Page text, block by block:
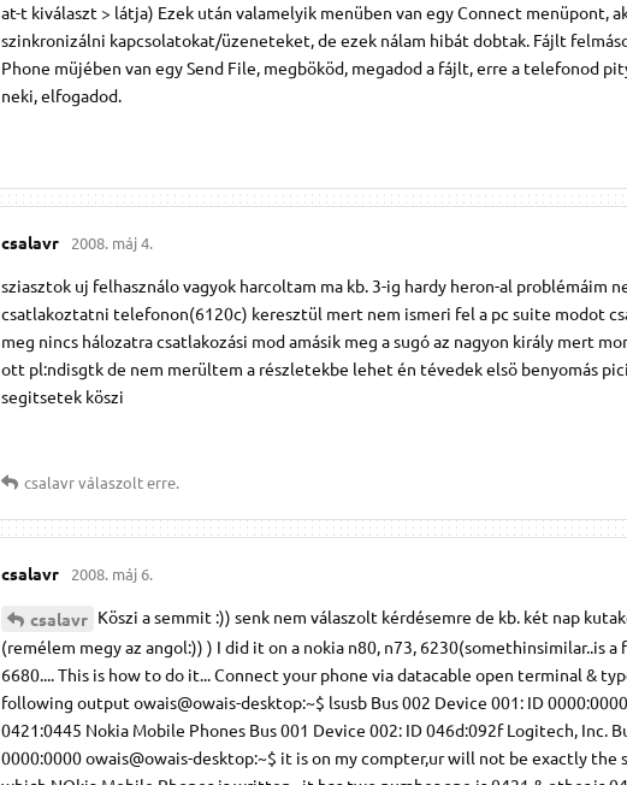
at-t kiválaszt > látja) Ezek után valamelyik menüben van egy Connect menüpont,
szinkronizálni kapcsolatokat/üzeneteket, de ezek nálam hibát dobtak. Fájlt
Phone müjében van egy Send File, megbököd, megadod a fájlt, erre a telefonod
neki, elfogadod.
csalavr 2008. máj 4.
sziasztok uj felhasználo vagyok harcoltam ma kb. 3-ig hardy heron-al problémáim
csatlakoztatni telefonon(6120c) keresztül mert nem ismeri fel a pc suite modot
meg nincs hálozatra csatlakozási mod amásik meg a sugó az nagyon király mert
ott pl:ndisgtk de nem merültem a részletekbe lehet én tévedek elsö benyomás
segitsetek köszi
csalavrválaszolt erre.
csalavr 2008. máj 6.
csalavr Köszi a semmit :)) senk nem válaszolt kérdésemre de kb. két nap
(remélem megy az angol:)) ) I did it on a nokia n80, n73, 6230(somethinsimilar..is a
6680.... This is how to do it... Connect your phone via datacable open terminal &
following output owais@owais-desktop:~$ lsusb Bus 002 Device 001: ID
0421:0445 Nokia Mobile Phones Bus 001 Device 002: ID 046d:092f Logitech, Inc.
0000:0000 owais@owais-desktop:~$ it is on my compter,ur will not be exactly the